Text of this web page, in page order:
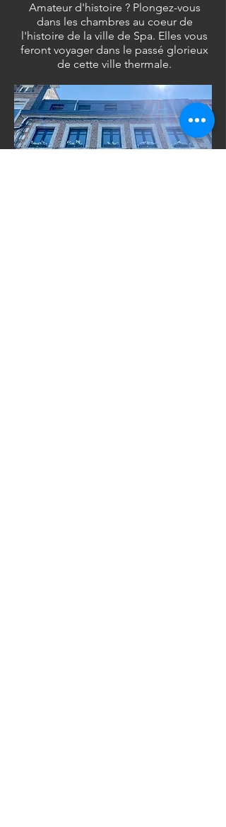
Amateur d'histoire ? Plongez-vous
dans les chambres au coeur de
l'histoire de la ville de Spa. Elles vous
feront voyager dans le passé glorieux
de cette ville thermale.